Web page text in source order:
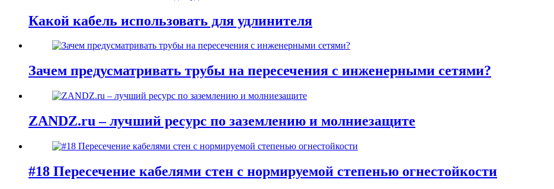
Какой кабель использовать для удлинителя
Зачем предусматривать трубы на пересечения с инженерными сетями?
ZANDZ.ru – лучший ресурс по заземлению и молниезащите
#18 Пересечение кабелями стен с нормируемой степенью огнестойкости